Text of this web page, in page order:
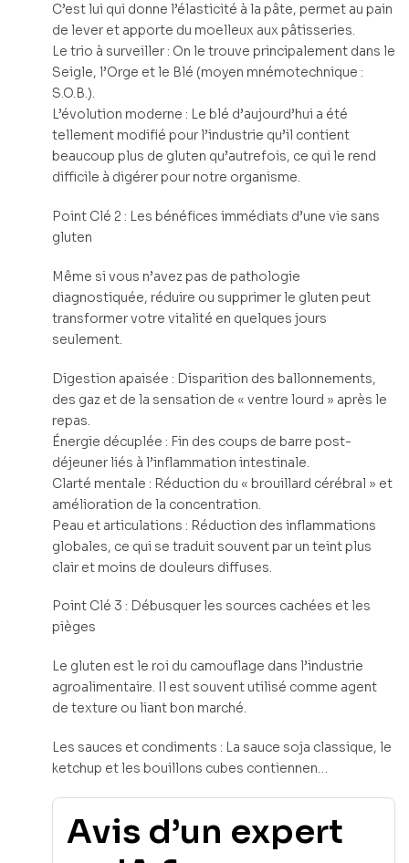
C’est lui qui donne l’élasticité à la pâte, permet au pain
de lever et apporte du moelleux aux pâtisseries.
Le trio à surveiller : On le trouve principalement dans le
Seigle, l’Orge et le Blé (moyen mnémotechnique :
S.O.B.).
L’évolution moderne : Le blé d’aujourd’hui a été
tellement modifié pour l’industrie qu’il contient
beaucoup plus de gluten qu’autrefois, ce qui le rend
difficile à digérer pour notre organisme.
Point Clé 2 : Les bénéfices immédiats d’une vie sans
gluten
Même si vous n’avez pas de pathologie
diagnostiquée, réduire ou supprimer le gluten peut
transformer votre vitalité en quelques jours
seulement.
Digestion apaisée : Disparition des ballonnements,
des gaz et de la sensation de « ventre lourd » après le
repas.
Énergie décuplée : Fin des coups de barre post-
déjeuner liés à l’inflammation intestinale.
Clarté mentale : Réduction du « brouillard cérébral » et
amélioration de la concentration.
Peau et articulations : Réduction des inflammations
globales, ce qui se traduit souvent par un teint plus
clair et moins de douleurs diffuses.
Point Clé 3 : Débusquer les sources cachées et les
pièges
Le gluten est le roi du camouflage dans l’industrie
agroalimentaire. Il est souvent utilisé comme agent
de texture ou liant bon marché.
Les sauces et condiments : La sauce soja classique, le
ketchup et les bouillons cubes contiennen…
Avis d’un expert